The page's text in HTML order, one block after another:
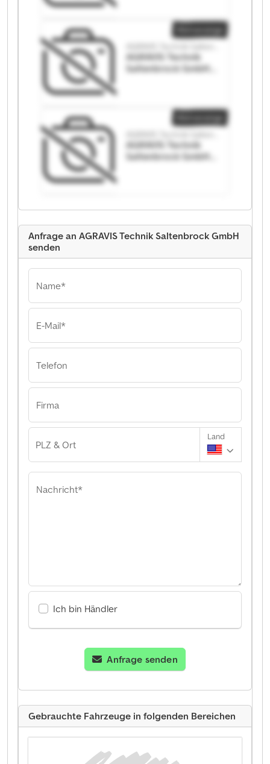
AGRAVIS Technik
Saltenbrock GmbH
AGRAVIS Technik
Saltenbrock GmbH
Anfrage an AGRAVIS Technik Saltenbrock GmbH
senden
Name*
E-Mail*
Telefon
Firma
PLZ & Ort
Land
Nachricht*
Ich bin Händler
Anfrage senden
Gebrauchte Fahrzeuge in folgenden Bereichen